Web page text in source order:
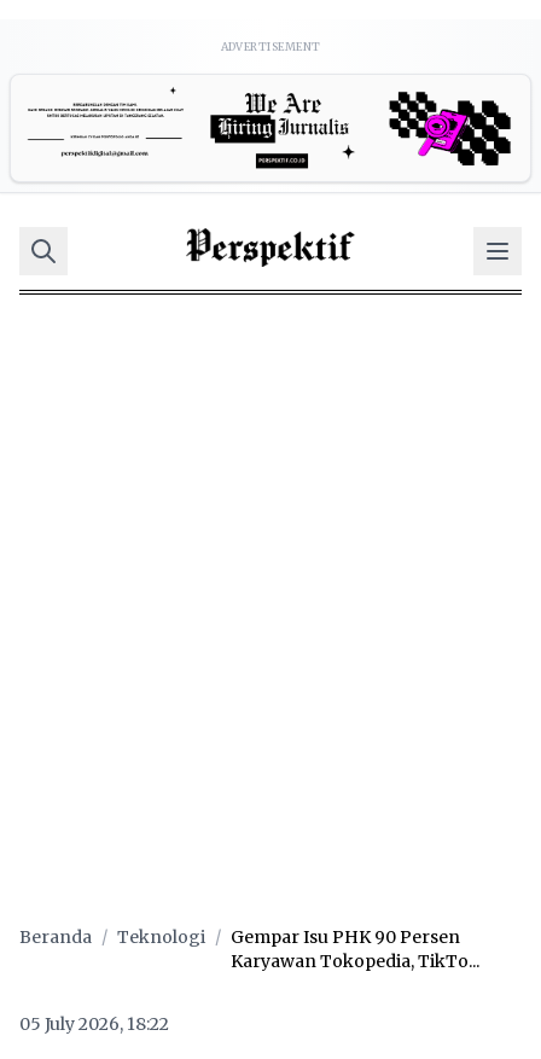
ADVERTISEMENT
Beranda / Teknologi / Gempar Isu PHK 90 Persen
Karyawan Tokopedia, TikTo...
05 July 2026, 18:22